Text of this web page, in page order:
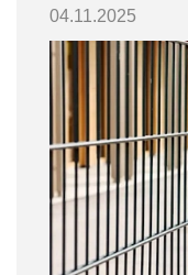
04.11.2025